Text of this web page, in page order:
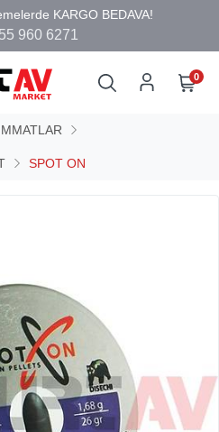
960 6271
0
SPOT ON